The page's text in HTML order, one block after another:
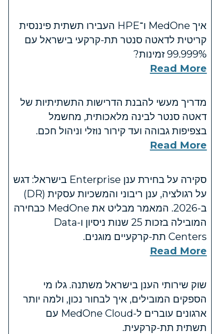
איך MedOne ו־HPE העבירו תשתית פיננסית
קריטית לדאטה סנטר תת-קרקעי בישראל עם
‎99.999%‎ זמינות?
Read More
מדריך מעשי להבנת הדרישות התשתיתיות של
דאטה סנטר לבינה מלאכותית, מחשמל
בצפיפות גבוהה ועד קירור נוזלי וניהול חכם.
Read More
סקירה על בחירת ענן Enterprise בישראל: דגש
על רגולציה, ענן ריבוני והמשכיות עסקית (DR)
ב-2026. המאמר מבליט את MedOne כבחירה
המובילה בזכות 25 שנות ניסיון ו-Data
Centers תת-קרקעיים מוגנים.
Read More
שוק שירותי הענן בישראל משתנה. גלו מי
הספקים המובילים, איך לבחור נכון, ולמה יותר
ארגונים עוברים ל-MedOne Cloud עם
תשתית תת-קרקעית.